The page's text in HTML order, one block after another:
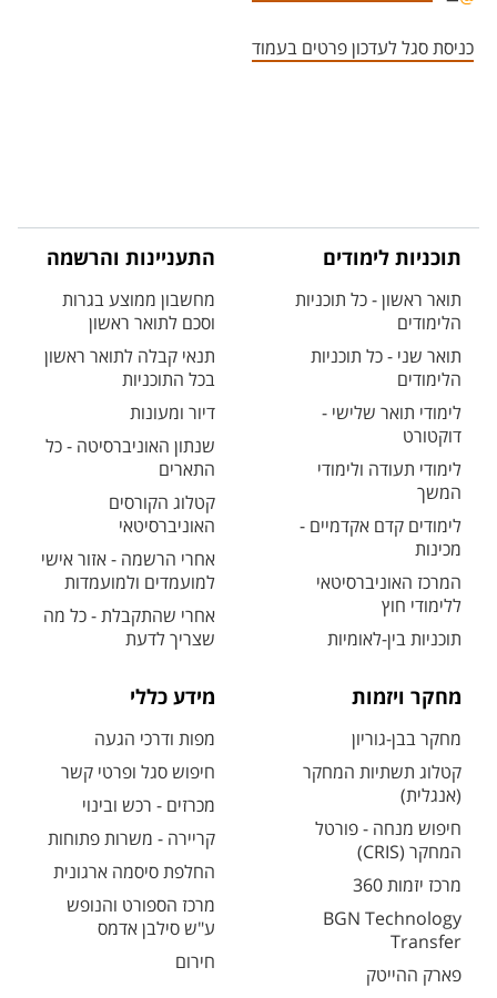
כניסת סגל לעדכון פרטים בעמוד
תוכניות לימודים
תואר ראשון - כל תוכניות
הלימודים
תואר שני - כל תוכניות
הלימודים
לימודי תואר שלישי -
דוקטורט
לימודי תעודה ולימודי
המשך
לימודים קדם אקדמיים -
מכינות
המרכז האוניברסיטאי
ללימודי חוץ
תוכניות בין-לאומיות
התעניינות והרשמה
מחשבון ממוצע בגרות
וסכם לתואר ראשון
תנאי קבלה לתואר ראשון
בכל התוכניות
דיור ומעונות
שנתון האוניברסיטה - כל
התארים
קטלוג הקורסים
האוניברסיטאי
אחרי הרשמה - אזור אישי
למועמדים ולמועמדות
אחרי שהתקבלת - כל מה
שצריך לדעת
מחקר ויזמות
מחקר בבן-גוריון
קטלוג תשתיות המחקר
(אנגלית)
חיפוש מנחה - פורטל
המחקר (CRIS)
מרכז יזמות 360
BGN Technology
Transfer
פארק ההייטק
מידע כללי
מפות ודרכי הגעה
חיפוש סגל ופרטי קשר
מכרזים - רכש ובינוי
קריירה - משרות פתוחות
החלפת סיסמה ארגונית
מרכז הספורט והנופש
ע"ש סילבן אדמס
חירום